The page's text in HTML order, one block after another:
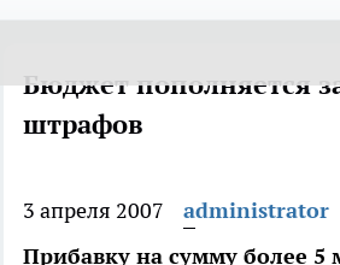
Бюджет пополняется
штрафов
3 апреля 2007
administrator
Прибавку на сумму более 5